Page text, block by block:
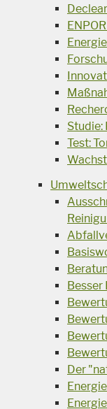
Studie:
Test:
Besser
Der